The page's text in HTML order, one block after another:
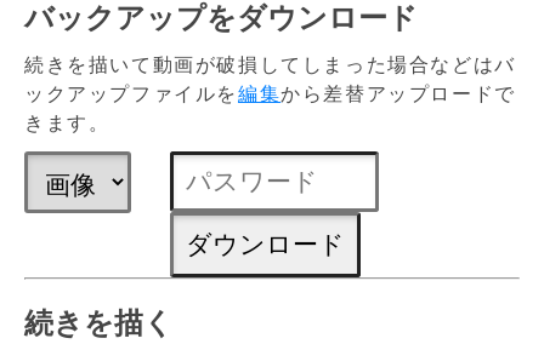
バックアップをダウンロード
続きを描いて動画が破損してしまった場合などはバ
ックアップファイルを編集から差替アップロードで
きます。
続きを描く